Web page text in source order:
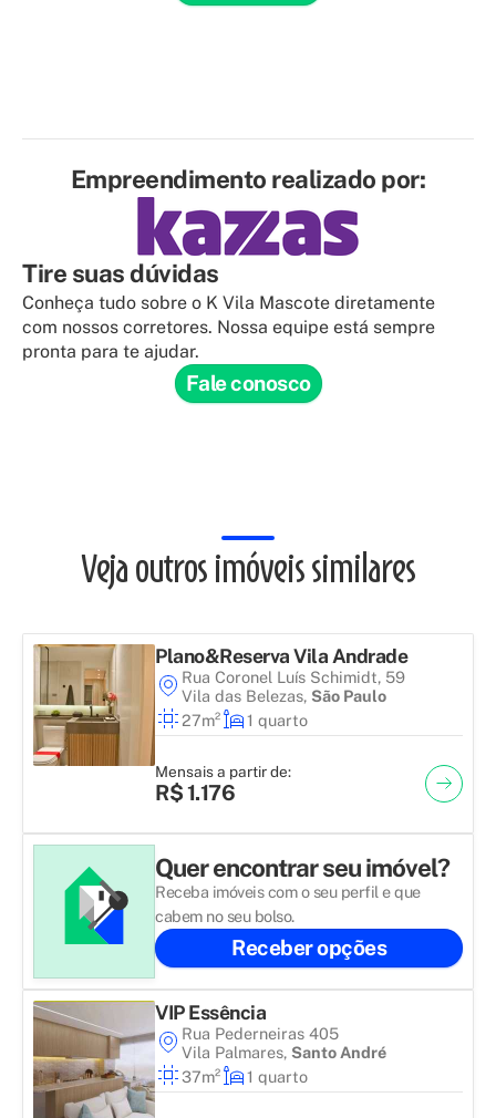
Empreendimento realizado por:
Tire suas dúvidas
Conheça tudo sobre o K Vila Mascote diretamente
com nossos corretores. Nossa equipe está sempre
pronta para te ajudar.
Fale conosco
Veja outros imóveis similares
Plano&Reserva Vila Andrade
Rua Coronel Luís Schimidt, 59
Vila das Belezas, São Paulo
27m²
1 quarto
Mensais a partir de:
R$ 1.176
Quer encontrar seu imóvel?
Receba imóveis com o seu perfil e que
cabem no seu bolso.
Receber opções
VIP Essência
Rua Pederneiras 405
Vila Palmares, Santo André
37m²
1 quarto